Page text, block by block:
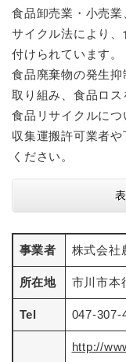
食品卸売業・小売
サイクル法により
付けられています。
食品廃棄物の発生
取り組み、食品ロス
食品リサイクルに
収集運搬許可業者
ください。
事業者 株式会社
所在地 市川市本
Tel 047-307-
http://